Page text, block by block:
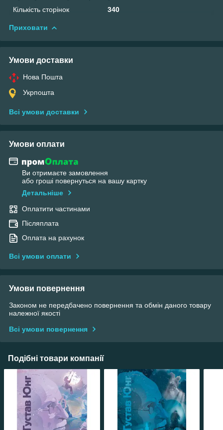
Кількість сторінок
340
Приховати
Умови доставки
Нова Пошта
Укрпошта
Всі умови доставки
Умови оплати
Ви отримаєте замовлення
або гроші повернуться на вашу картку
Детальніше
Оплатити частинами
Післяплата
Оплата на рахунок
Всі умови оплати
Умови повернення
Законом не передбачено повернення та обмін даного товару
належної якості
Всі умови повернення
Подібні товари компанії